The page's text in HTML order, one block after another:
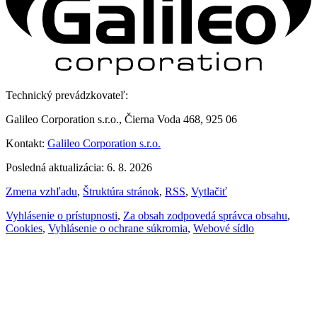
Technický prevádzkovateľ:
Galileo Corporation s.r.o., Čierna Voda 468, 925 06
Kontakt: Galileo Corporation s.r.o.
Posledná aktualizácia: 6. 8. 2026
Zmena vzhľadu, Štruktúra stránok, RSS, Vytlačiť
Vyhlásenie o prístupnosti, Za obsah zodpovedá správca obsahu,
Cookies, Vyhlásenie o ochrane súkromia, Webové sídlo